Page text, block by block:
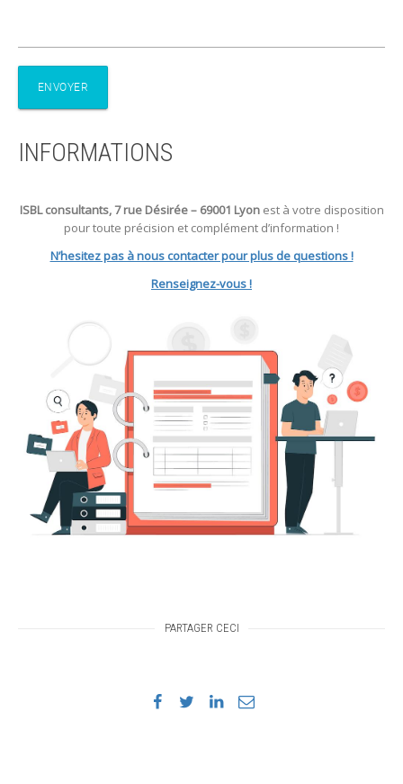
INFORMATIONS
ISBL consultants, 7 rue Désirée – 69001 Lyonest à votre disposition
pour toute précision et complément d’information !
N’hesitez pas à nous contacter pour plus de questions !
Renseignez-vous !
PARTAGER CECI